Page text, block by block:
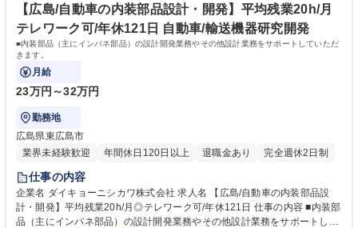
を幅広く取り扱い、開発から品質保証まで一貫した生産体制を有していま
す。 学歴・資格 学歴：大学院 大学 高専 短大 専修学校 高校 語学力： 資
格：第二種電気工事士 第一種電気工事士
【広島/自動車の内装部品設計・開発】平均残業20h/月
テレワーク可/年休121日 自動車/輸送機器研究開発
■内装部品（主にインパネ部品）の設計開発業務やその他設計業務をサポートしていただ
きます。
月給
23万円～32万円
勤務地
広島県東広島市
業界未経験歓迎
年間休日120日以上 退職金あり 完全週休2日制
仕事の内容
企業名 ダイキョーニシカワ株式会社 求人名 【広島/自動車の内装部品設
計・開発】平均残業20h/月◎テレワーク可/年休121日 仕事の内容 ■内装部
品（主にインパネ部品）の設計開発業務やその他設計業務をサポートして